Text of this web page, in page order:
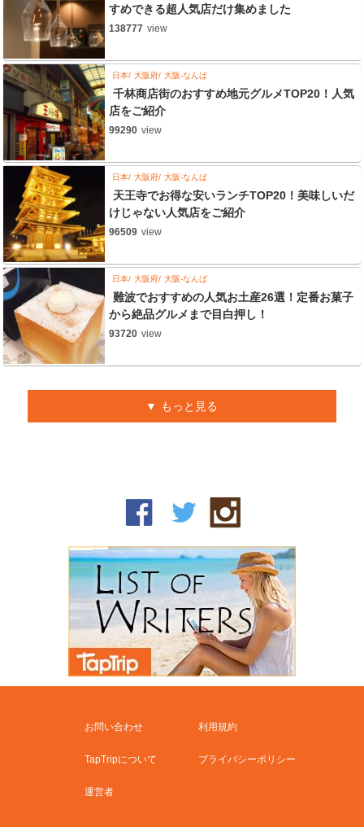
すめできる超人気店だけ集めました
138777 view
日本 大阪府 大阪-なんば
千林商店街のおすすめ地元グルメTOP20！人気
店をご紹介
99290 view
日本 大阪府 大阪-なんば
天王寺でお得な安いランチTOP20！美味しいだ
けじゃない人気店をご紹介
96509 view
日本 大阪府 大阪-なんば
難波でおすすめの人気お土産26選！定番お菓子
から絶品グルメまで目白押し！
93720 view
もっと見る
お問い合わせ 利用規約
TapTripについて プライバシーポリシー
運営者